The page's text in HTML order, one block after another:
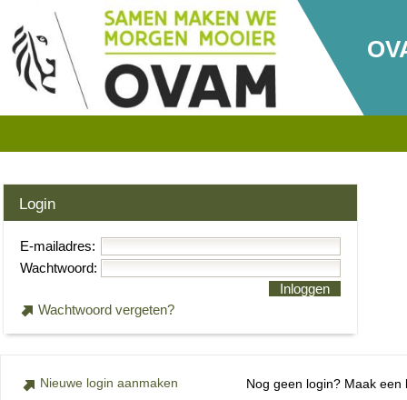
Login
E-mailadres:
Wachtwoord:
Inloggen
Wachtwoord vergeten?
Nieuwe login aanmaken Nog geen login? Maak